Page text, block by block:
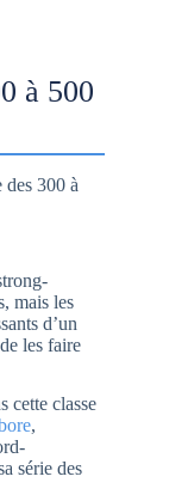
à 500
des 300 à
mais les
d’un
les faire
cette classe
,
série des